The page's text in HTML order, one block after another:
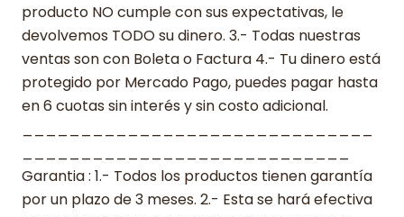
producto NO cumple con sus expectativas, le
devolvemos TODO su dinero. 3.- Todas nuestras
ventas son con Boleta o Factura 4.- Tu dinero está
protegido por Mercado Pago, puedes pagar hasta
en 6 cuotas sin interés y sin costo adicional.
Garantia : 1.- Todos los productos tienen garantía
por un plazo de 3 meses. 2.- Esta se hará efectiva